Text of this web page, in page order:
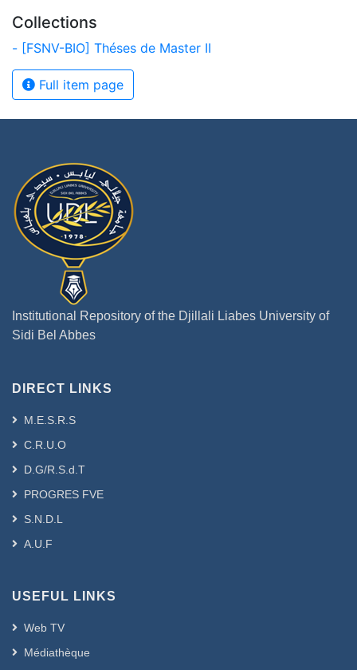
Collections
- [FSNV-BIO] Théses de Master II
Full item page
Institutional Repository of the Djillali Liabes University of
Sidi Bel Abbes
DIRECT LINKS
M.E.S.R.S
C.R.U.O
D.G/R.S.d.T
PROGRES FVE
S.N.D.L
A.U.F
USEFUL LINKS
Web TV
Médiathèque